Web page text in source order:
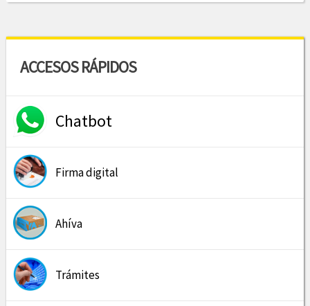
ACCESOS RÁPIDOS
Chatbot
Firma digital
Ahíva
Trámites